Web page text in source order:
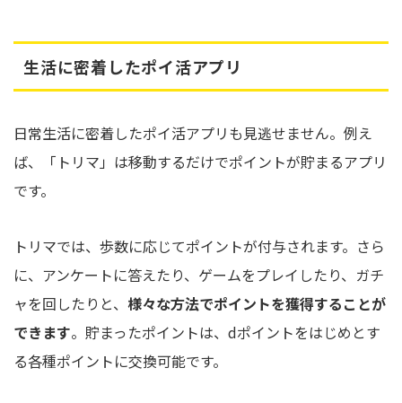
生活に密着したポイ活アプリ
日常生活に密着したポイ活アプリも見逃せません。例え
ば、「トリマ」は移動するだけでポイントが貯まるアプリ
です。
トリマでは、歩数に応じてポイントが付与されます。さら
に、アンケートに答えたり、ゲームをプレイしたり、ガチ
ャを回したりと、 様々な方法でポイントを獲得することが
できます。貯まったポイントは、dポイントをはじめとす
る各種ポイントに交換可能です。